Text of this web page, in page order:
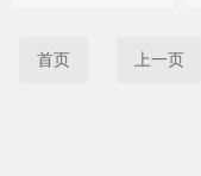
首页 上一页